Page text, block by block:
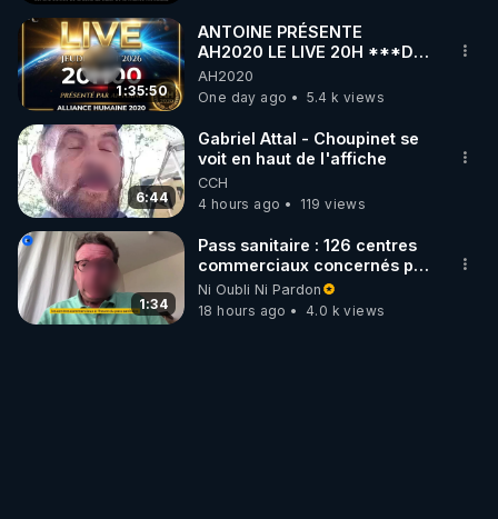
1:35:50
ANTOINE PRÉSENTE
AH2020 LE LIVE 20H ***DU
06/08/2026***
AH2020
One day ago
5.4 k views
6:44
Gabriel Attal - Choupinet se
voit en haut de l'affiche
CCH
4 hours ago
119 views
1:34
Pass sanitaire : 126 centres
commerciaux concernés par
l'obligation dans toute la
France
Ni Oubli Ni Pardon
18 hours ago
4.0 k views